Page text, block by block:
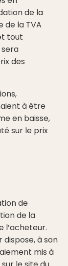
de la
de la TVA
tout
des
à être
en baisse,
sur le prix
de
de la
l’acheteur.
à son
mis à